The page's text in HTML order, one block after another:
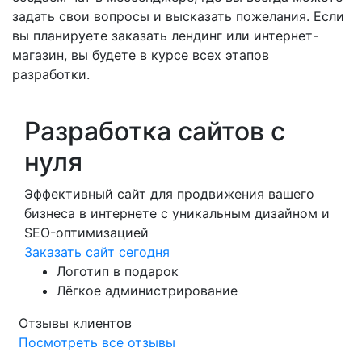
задать свои вопросы и высказать пожелания. Если
вы планируете заказать лендинг или интернет-
магазин, вы будете в курсе всех этапов
разработки.
Разработка сайтов с
нуля
Эффективный сайт для продвижения вашего
бизнеса в интернете с уникальным дизайном и
SEO-оптимизацией
Заказать сайт сегодня
Логотип в подарок
Лёгкое администрирование
Отзывы клиентов
Посмотреть все отзывы